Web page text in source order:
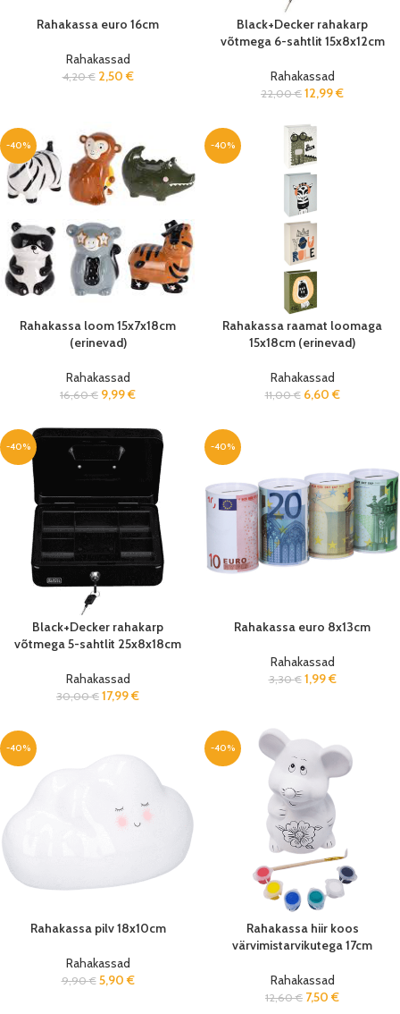
Rahakassa euro 16cm
Rahakassad
4,20€ 2,50 €
Black+Decker rahakarp
võtmega 6-sahtlit 15x8x12cm
Rahakassad
22,00€ 12,99€
-40%
Rahakassa loom 15x7x18cm
(erinevad)
Rahakassad
16,60€ 9,99€
-40%
Rahakassa raamat loomaga
15x18cm (erinevad)
Rahakassad
11,00€ 6,60 €
-40%
Black+Decker rahakarp
võtmega 5-sahtlit 25x8x18cm
Rahakassad
30,00€ 17,99€
-40%
Rahakassa euro 8x13cm
Rahakassad
3,30€ 1,99€
-40%
Rahakassa pilv 18x10cm
Rahakassad
9,90€ 5,90 €
-40%
Rahakassa hiir koos
värvimistarvikutega 17cm
Rahakassad
12,60€ 7,50 €